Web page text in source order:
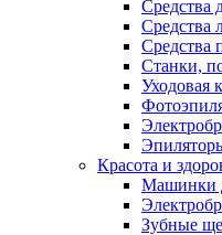
Средства
Средства
Средства
Станки,
Уходовая
Красота и
Машинки
Зубные